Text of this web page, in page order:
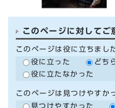
このページに対してご
このページは役に立ちまし
役に立った
どち
役に立たなかった
このページは見つけやすか
見つけやすかった